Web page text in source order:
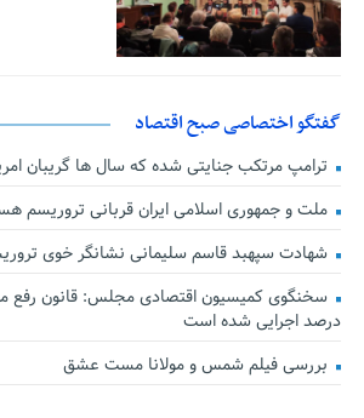
گفتگو اختصاصی صبح اقتصاد
ترامپ مرتکب جنایتی شده که سال ها گریبان
ملت و جمهوری اسلامی ایران قربانی تروریسم
شهادت سپهبد قاسم سلیمانی نشانگر خوی
درصد اجرایی شده است
بررسی فیلم شمس و مولانا مست عشق